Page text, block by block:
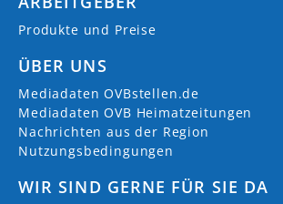
Produkte und Preise
ÜBER UNS
Mediadaten OVBstellen.de
Mediadaten OVB Heimatzeitungen
Nachrichten aus der Region
Nutzungsbedingungen
WIR SIND GERNE FÜR SIE DA